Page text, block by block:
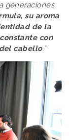
generaciones
su aroma
de la
con
cabello.”